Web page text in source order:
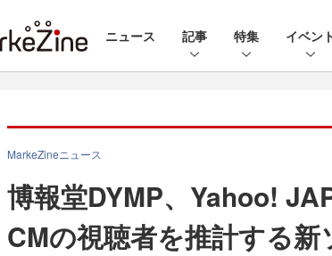
ニュース 記事 特集 イベン
MarkeZineニュース
博報堂DYMP、Yahoo!
CMの視聴者を推計する